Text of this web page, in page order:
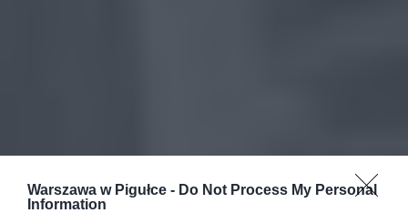
Warszawa w Pigułce - Do Not Process My Personal
Information